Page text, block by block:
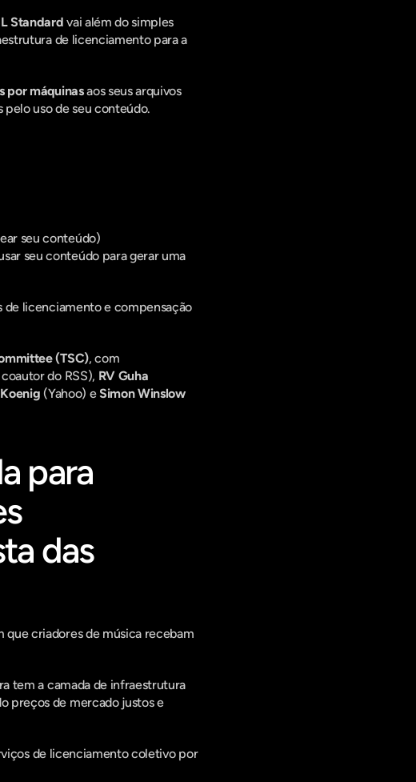
Standard vai além do simples
de licenciamento para a
por máquinas aos seus arquivos
uso de seu conteúdo.
seu conteúdo)
seu conteúdo para gerar uma
de licenciamento e compensação
(TSC), com
do RSS), RV Guha
(Yahoo) e Simon Winslow
para
das
que criadores de música recebam
tem a camada de infraestrutura
preços de mercado justos e
de licenciamento coletivo por